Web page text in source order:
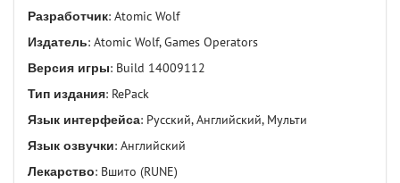
Разработчик: Atomic Wolf
Издатель: Atomic Wolf, Games Operators
Версия игры: Build 14009112
Тип издания: RePack
Язык интерфейса: Русский, Английский, Мульти
Язык озвучки: Английский
Лекарство: Вшито (RUNE)